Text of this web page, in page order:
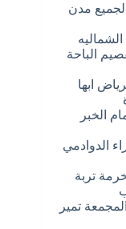
لجميع مدن
الباحة
ابها
الخبر
الدوادمي
تربة
تمير